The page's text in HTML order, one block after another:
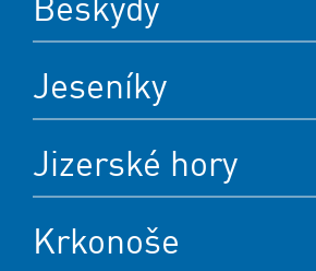
Jeseníky
Jizerské hory
Krkonoše